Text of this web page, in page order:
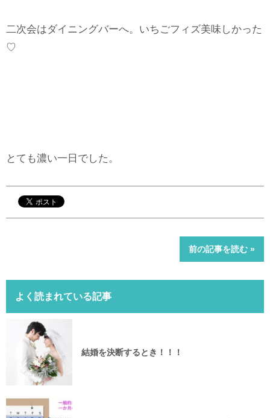
二次会はダイニングバーへ。いちごフィズ美味しかった
♡
とても濃い一日でした。
前の記事を読む »
よく読まれている記事
結婚を決断するとき！！！